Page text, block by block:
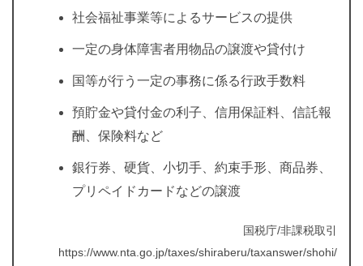
社会福祉事業等によるサービスの提供
一定の身体障害者用物品の譲渡や貸付け
国等が行う一定の事務に係る行政手数料
預貯金や貸付金の利子、信用保証料、信託報
酬、保険料など
銀行券、硬貨、小切手、約束手形、商品券、
プリペイドカードなどの譲渡
国税庁/非課税取引
https://www.nta.go.jp/taxes/shiraberu/taxanswer/shohi/